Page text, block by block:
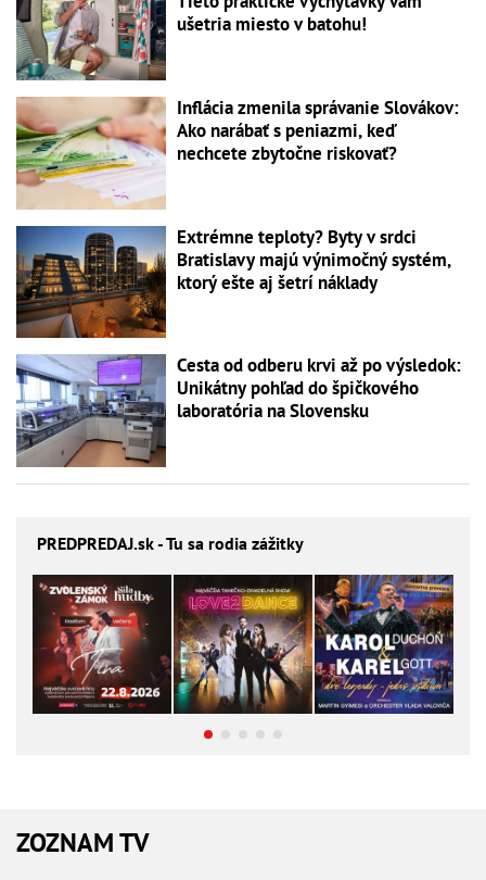
ušetria miesto v batohu!
Inflácia zmenila správanie Slovákov:
Ako narábať s peniazmi, keď
nechcete zbytočne riskovať?
Extrémne teploty? Byty v srdci
Bratislavy majú výnimočný systém,
ktorý ešte aj šetrí náklady
Cesta od odberu krvi až po výsledok:
Unikátny pohľad do špičkového
laboratória na Slovensku
PREDPREDAJ.sk - Tu sa rodia zážitky
ZOZNAM TV